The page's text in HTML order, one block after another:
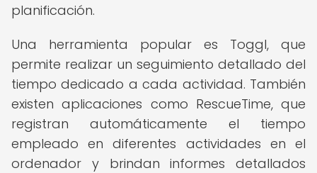
planificación.
Una herramienta popular es Toggl, que
permite realizar un seguimiento detallado del
tiempo dedicado a cada actividad. También
existen aplicaciones como RescueTime, que
registran automáticamente el tiempo
empleado en diferentes actividades en el
ordenador y brindan informes detallados